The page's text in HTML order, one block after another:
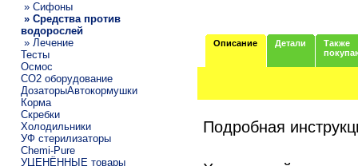
» Сифоны
» Средства против
водорослей
» Лечение
Тесты
Осмос
CO2 оборудование
ДозаторыАвтокормушки
Корма
Скребки
Холодильники
УФ стерилизаторы
Chemi-Pure
УЦЕНЁННЫЕ товары
Описание Детали
Также
Подробная